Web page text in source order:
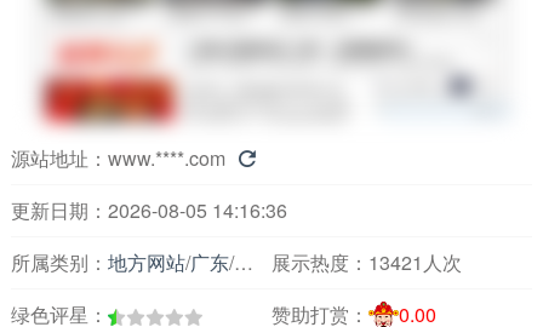
源站地址： www.****.com 
更新日期：2026-08-05 14:16:36
所属类别： 地方网站/广东/房产装修展示热度： 13421人次
绿色评星：
赞助打赏： 0.00